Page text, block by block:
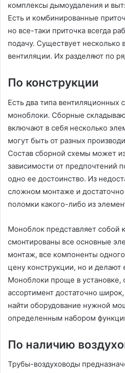
комплексы дымоудаления и
Есть и комбинированные
но все-таки приточка всегда
подачу. Существует несколько
вентиляции. Их разделяют по
По конструкции
Есть два типа вентиляционных
моноблоки. Сборные
включают в себя несколько
могут быть от разных
Состав сборной схемы может
зависимости от предпочтений
одно ее достоинство. Из
сложном монтаже и
поломки какого-либо из
Моноблок представляет собой
смонтированы все основные
монтаж, все компоненты
цену конструкции, но и делают
Моноблоки проще в установке,
ассортимент достаточно
найти оборудование нужной
определенным набором
По наличию
Трубы-воздуховоды